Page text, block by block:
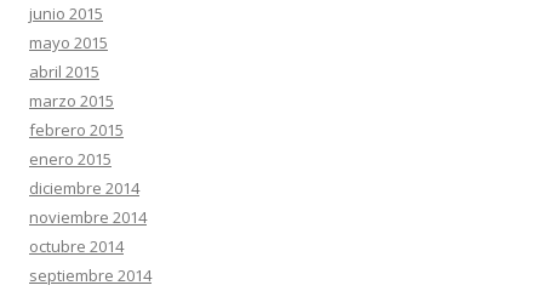
junio 2015
mayo 2015
abril 2015
marzo 2015
febrero 2015
enero 2015
diciembre 2014
noviembre 2014
octubre 2014
septiembre 2014